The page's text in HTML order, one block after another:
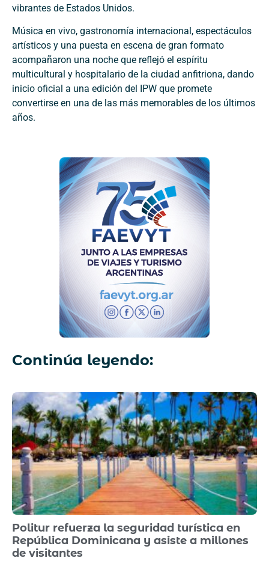
vibrantes de Estados Unidos.
Música en vivo, gastronomía internacional, espectáculos
artísticos y una puesta en escena de gran formato
acompañaron una noche que reflejó el espíritu
multicultural y hospitalario de la ciudad anfitriona, dando
inicio oficial a una edición del IPW que promete
convertirse en una de las más memorables de los últimos
años.
Continúa leyendo:
Politur refuerza la seguridad turística en
República Dominicana y asiste a millones
de visitantes